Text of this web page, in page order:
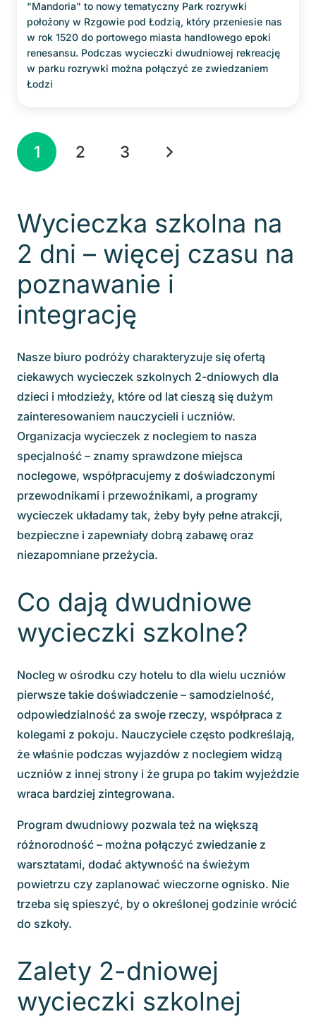
"Mandoria" to nowy tematyczny Park rozrywki
położony w Rzgowie pod Łodzią, który przeniesie nas
w rok 1520 do portowego miasta handlowego epoki
renesansu. Podczas wycieczki dwudniowej rekreację
w parku rozrywki można połączyć ze zwiedzaniem
Łodzi
1 2 3
Wycieczka szkolna na
2 dni – więcej czasu na
poznawanie i
integrację
Nasze biuro podróży charakteryzuje się ofertą
ciekawych wycieczek szkolnych 2-dniowych dla
dzieci i młodzieży, które od lat cieszą się dużym
zainteresowaniem nauczycieli i uczniów.
Organizacja wycieczek z noclegiem to nasza
specjalność – znamy sprawdzone miejsca
noclegowe, współpracujemy z doświadczonymi
przewodnikami i przewoźnikami, a programy
wycieczek układamy tak, żeby były pełne atrakcji,
bezpieczne i zapewniały dobrą zabawę oraz
niezapomniane przeżycia.
Co dają dwudniowe
wycieczki szkolne?
Nocleg w ośrodku czy hotelu to dla wielu uczniów
pierwsze takie doświadczenie – samodzielność,
odpowiedzialność za swoje rzeczy, współpraca z
kolegami z pokoju. Nauczyciele często podkreślają,
że właśnie podczas wyjazdów z noclegiem widzą
uczniów z innej strony i że grupa po takim wyjeździe
wraca bardziej zintegrowana.
Program dwudniowy pozwala też na większą
różnorodność – można połączyć zwiedzanie z
warsztatami, dodać aktywność na świeżym
powietrzu czy zaplanować wieczorne ognisko. Nie
trzeba się spieszyć, by o określonej godzinie wrócić
do szkoły.
Zalety 2-dniowej
wycieczki szkolnej